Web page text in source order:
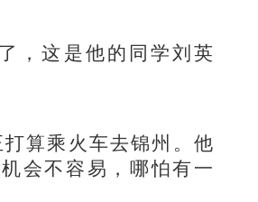
，这是他的同学刘英
算乘火车去锦州。他
会不容易，哪怕有一